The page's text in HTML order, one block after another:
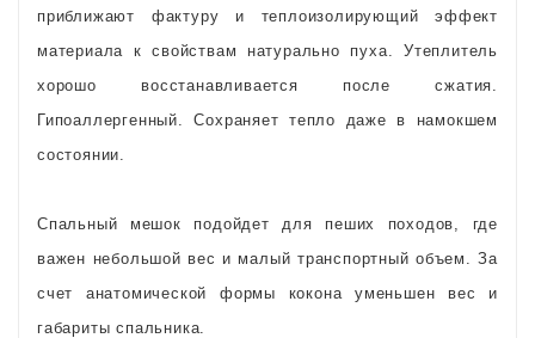
приближают фактуру и теплоизолирующий эффект
материала к свойствам натурально пуха. Утеплитель
хорошо восстанавливается после сжатия.
Гипоаллергенный. Сохраняет тепло даже в намокшем
состоянии.
Спальный мешок подойдет для пеших походов, где
важен небольшой вес и малый транспортный объем. За
счет анатомической формы кокона уменьшен вес и
габариты спальника.